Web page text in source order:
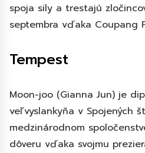
spoja sily a trestajú
septembra vďaka Coupang
Tempest
Moon-joo (Gianna Jun) je
veľvyslankyňa v Spojených
medzinárodnom
dôveru vďaka svojmu